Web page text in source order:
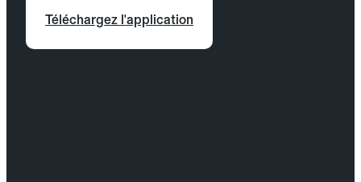
Téléchargez l'application